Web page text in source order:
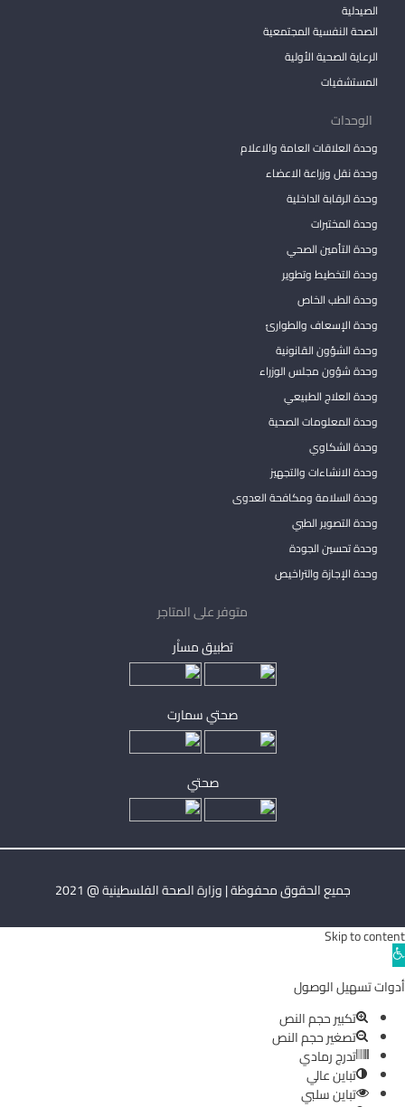
الصيدلية
الصحة النفسية المجتمعية
الرعاية الصحية الأولية
المستشفيات
الوحدات
وحدة العلاقات العامة والاعلام
وحدة نقل وزراعة الاعضاء
وحدة الرقابة الداخلية
وحدة المختبرات
وحدة التأمين الصحي
وحدة التخطيط وتطوير
وحدة الطب الخاص
وحدة الإسعاف والطوارئ
وحدة الشؤون القانونية
وحدة شؤون مجلس الوزراء
وحدة العلاج الطبيعي
وحدة المعلومات الصحية
وحدة الشكاوي
وحدة الانشاءات والتجهيز
وحدة السلامة ومكافحة العدوى
وحدة التصوير الطبي
وحدة تحسين الجودة
وحدة الإجازة والتراخيص
متوفر على المتاجر
تطبيق مساْر
صحتي سمارت
صحتي
جميع الحقوق محفوظة | وزارة الصحة الفلسطينية @ 2021
Skip to content
Open
toolbar
أدوات تسهيل الوصول
تكبير حجم النص
تصغير حجم النص
تدرج رمادي
تباين عالي
تباين سلبي